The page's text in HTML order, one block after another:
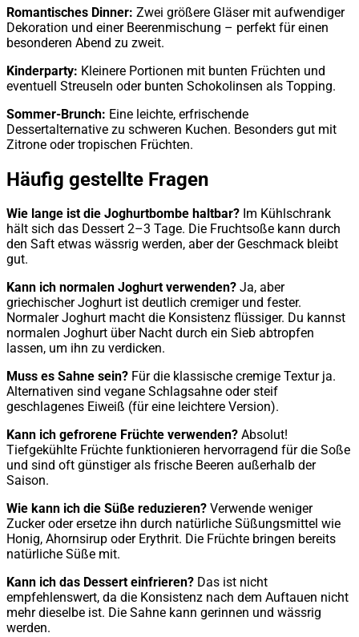
Romantisches Dinner: Zwei größere Gläser mit aufwendiger
Dekoration und einer Beerenmischung – perfekt für einen
besonderen Abend zu zweit.
Kinderparty: Kleinere Portionen mit bunten Früchten und
eventuell Streuseln oder bunten Schokolinsen als Topping.
Sommer-Brunch: Eine leichte, erfrischende
Dessertalternative zu schweren Kuchen. Besonders gut mit
Zitrone oder tropischen Früchten.
Häufig gestellte Fragen
Wie lange ist die Joghurtbombe haltbar? Im Kühlschrank
hält sich das Dessert 2–3 Tage. Die Fruchtsoße kann durch
den Saft etwas wässrig werden, aber der Geschmack bleibt
gut.
Kann ich normalen Joghurt verwenden? Ja, aber
griechischer Joghurt ist deutlich cremiger und fester.
Normaler Joghurt macht die Konsistenz flüssiger. Du kannst
normalen Joghurt über Nacht durch ein Sieb abtropfen
lassen, um ihn zu verdicken.
Muss es Sahne sein? Für die klassische cremige Textur ja.
Alternativen sind vegane Schlagsahne oder steif
geschlagenes Eiweiß (für eine leichtere Version).
Kann ich gefrorene Früchte verwenden? Absolut!
Tiefgekühlte Früchte funktionieren hervorragend für die Soße
und sind oft günstiger als frische Beeren außerhalb der
Saison.
Wie kann ich die Süße reduzieren? Verwende weniger
Zucker oder ersetze ihn durch natürliche Süßungsmittel wie
Honig, Ahornsirup oder Erythrit. Die Früchte bringen bereits
natürliche Süße mit.
Kann ich das Dessert einfrieren? Das ist nicht
empfehlenswert, da die Konsistenz nach dem Auftauen nicht
mehr dieselbe ist. Die Sahne kann gerinnen und wässrig
werden.